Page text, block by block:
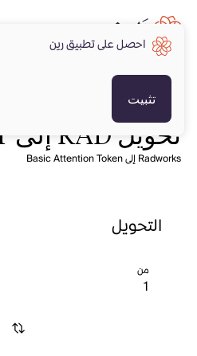
تحويل RAD إلى BAT
Radworks إلى Basic Attention Token
التحويل
من
احصل على تطبيق رين
تثبيت